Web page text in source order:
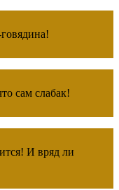
сам слабак!
И вряд ли